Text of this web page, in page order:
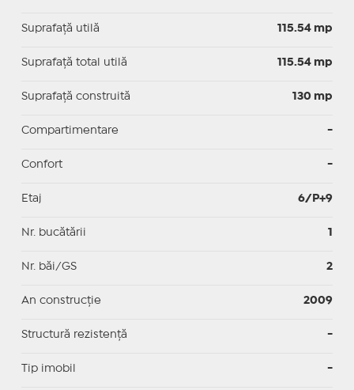
Suprafaţă utilă 115.54 mp
Suprafaţă total utilă 115.54 mp
Suprafaţă construită 130 mp
Compartimentare -
Confort -
Etaj 6/P+9
Nr. bucătării 1
Nr. băi/GS 2
An construcție 2009
Structură rezistență -
Tip imobil -